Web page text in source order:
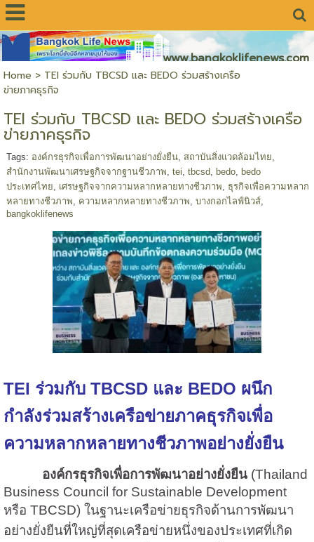
www.bangkoklifenews.com
Home > TEI ร่วมกับ TBCSD และ BEDO ร่วมสร้างเครือ
ข่ายภาคธุรกิจ
TEI ร่วมกับ TBCSD และ BEDO ร่วมสร้างเครือ
ข่ายภาคธุรกิจ
Tags: องค์กรธุรกิจเพื่อการพัฒนาอย่างยั่งยืน, สถาบันสิ่งแวดล้อมไทย
สำนักงานพัฒนาเศรษฐกิจจากฐานชีวภาพ tei tbcsd bedo,
bedo
ประเทศไทย
เศรษฐกิจจากความหลากหลายทางชีวภาพ
ธุรกิจเพื่อความหลาก
หลายทางชีวภาพ
ความหลากหลายทางชีวภาพ บางกอกไลฟ์นิวส์,
bangkoklifenews
TEI ร่วมกับ TBCSD และ BEDO ผนึก
กำลังร่วมสร้างเครือข่ายภาคธุรกิจเพื่อ
ความหลากหลายทางชีวภาพอย่างยั่งยืน
องค์กรธุรกิจเพื่อการพัฒนาอย่างยั่งยืน(Thailand
Business Council for Sustainable Development
หรือ TBCSD) ในฐานะเครือข่ายธุรกิจด้านการพัฒนา
อย่างยั่งยืนที่ใหญ่ที่สุดเครือข่ายหนึ่งของประเทศที่เกิด